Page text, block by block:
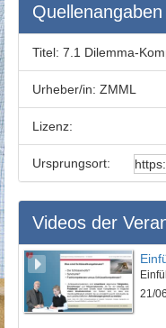
Quellenangaben
Titel: 7.1 Dilemma-
Urheber/in: ZMML
Lizenz:
Ursprungsort:
Videos der
21/